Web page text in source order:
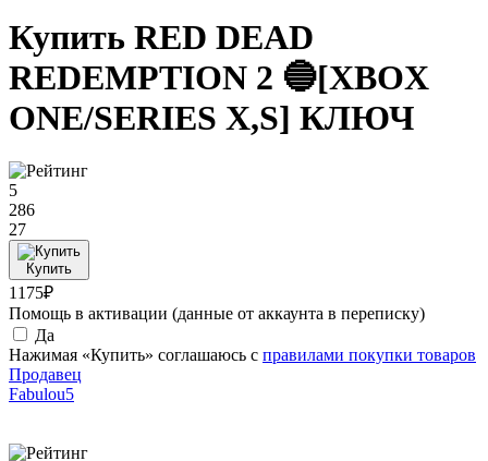
Купить RED DEAD
REDEMPTION 2 🔵[XBOX
ONE/SERIES X,S] КЛЮЧ
5
286
27
Купить
1175₽
Помощь в активации (данные от аккаунта в переписку)
Да
Нажимая «Купить» соглашаюсь с правилами покупки товаров
Продавец
Fabulou5